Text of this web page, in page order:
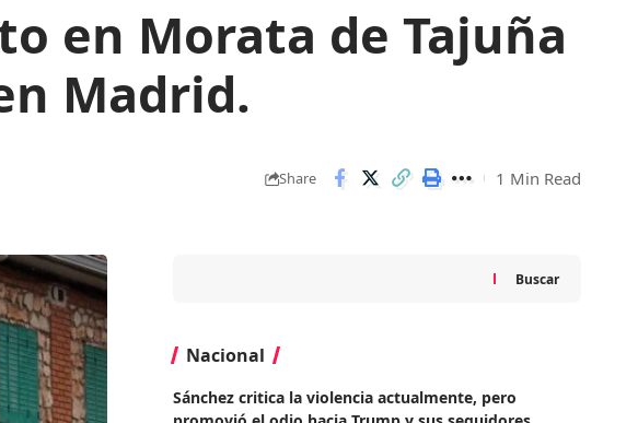
en Morata de Tajuña
Madrid.
Share 1 Min Read
Buscar
Nacional
Sánchez critica la violencia actualmente, pero